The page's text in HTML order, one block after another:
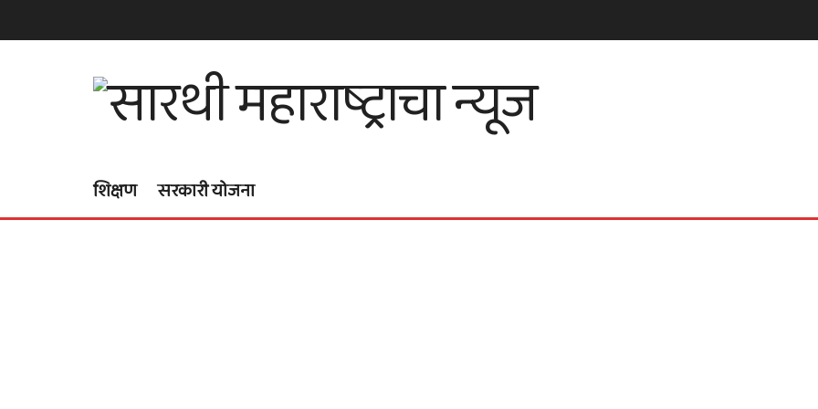
शिक्षण सरकारी योजना